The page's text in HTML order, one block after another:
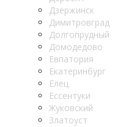
Дзержинск
Димитровград
Долгопрудный
Домодедово
Евпатория
Екатеринбург
Елец
Ессентуки
Жуковский
Златоуст